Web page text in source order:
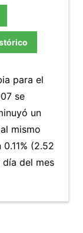
para el
se
un
mismo
(2.52
del mes